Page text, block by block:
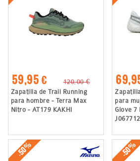
59,95 €
120,00 €
Zapatilla de Trail Running
para hombre - Terra Max
Nitro - AT179 KAKHI
para
Glove 7
J067712
-50% -50%